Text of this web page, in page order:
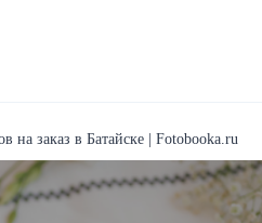
на заказ в Батайске | Fotobooka.ru